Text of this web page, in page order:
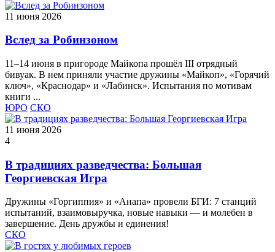
11 июня 2026
Вслед за Робинзоном
11–14 июня в пригороде Майкопа прошёл III отрядный
бивуак. В нем приняли участие дружины «Майкоп», «Горячий
ключ», «Краснодар» и «Лабинск». Испытания по мотивам
книги ...
ЮРО СКО
11 июня 2026
4
В традициях разведчества: Большая
Георгиевская Игра
Дружины «Горгиппия» и «Анапа» провели БГИ: 7 станций
испытаний, взаимовыручка, новые навыки — и молебен в
завершение. День дружбы и единения!
СКО